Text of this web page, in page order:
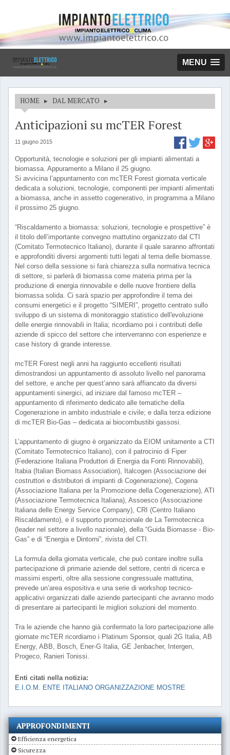
MENU
HOME ▸ DAL MERCATO ▸
Anticipazioni su mcTER Forest
11 giugno 2015
Opportunità, tecnologie e soluzioni per gli impianti alimentati a
biomassa. Appuramento a Milano il 25 giugno.
Si avvicina l’appuntamento con mcTER Forest giornata verticale
dedicata a soluzioni, tecnologie, componenti per impianti alimentati
a biomassa, anche in assetto cogenerativo, in programma a Milano
il prossimo 25 giugno.
“Riscaldamento a biomassa: soluzioni, tecnologie e prospettive” è
il titolo dell’importante convegno mattutino organizzato dal CTI
(Comitato Termotecnico Italiano), durante il quale saranno affrontati
e approfonditi diversi argomenti tutti legati al tema delle biomasse.
Nel corso della sessione si farà chiarezza sulla normativa tecnica
di settore, si parlerà di biomassa come materia prima per la
produzione di energia rinnovabile e delle nuove frontiere della
biomassa solida. Ci sarà spazio per approfondire il tema dei
consumi energetici e il progetto “SIMERI”, progetto centrato sullo
sviluppo di un sistema di monitoraggio statistico dell'evoluzione
delle energie rinnovabili in Italia; ricordiamo poi i contributi delle
aziende di spicco del settore che interverranno con esperienze e
case history di grande interesse.
mcTER Forest negli anni ha raggiunto eccellenti risultati
dimostrandosi un appuntamento di assoluto livello nel panorama
del settore, e anche per quest’anno sarà affiancato da diversi
appuntamenti sinergici, ad iniziare dal famoso mcTER –
appuntamento di riferimento dedicato alle tematiche della
Cogenerazione in ambito industriale e civile; e dalla terza edizione
di mcTER Bio-Gas – dedicata ai biocombustibi gassosi.
L’appuntamento di giugno è organizzato da EIOM unitamente a CTI
(Comitato Termotecnico Italiano), con il patrocinio di Fiper
(Federazione Italiana Produttori di Energia da Fonti Rinnovabili),
Itabia (Italian Biomass Association), Italcogen (Associazione dei
costruttori e distributori di impianti di Cogenerazione), Cogena
(Associazione Italiana per la Promozione della Cogenerazione), ATI
(Associazione Termotecnica Italiana), Assoesco (Associazione
Italiana delle Energy Service Company), CRI (Centro Italiano
Riscaldamento), e il supporto promozionale de La Termotecnica
(leader nel settore a livello nazionale), della “Guida Biomasse - Bio-
Gas” e di “Energia e Dintorni”, rivista del CTI.
La formula della giornata verticale, che può contare inoltre sulla
partecipazione di primarie aziende del settore, centri di ricerca e
massimi esperti, oltre alla sessione congressuale mattutina,
prevede un’area espositiva e una serie di workshop tecnico-
applicativi organizzati dalle aziende partecipanti che avranno modo
di presentare ai partecipanti le migliori soluzioni del momento.
Tra le aziende che hanno già confermato la loro partecipazione alle
giornate mcTER ricordiamo i Platinum Sponsor, quali 2G Italia, AB
Energy, ABB, Bosch, Ener-G Italia, GE Jenbacher, Intergen,
Progeco, Ranieri Tonissi.
Enti citati nella notizia:
E.I.O.M. ENTE ITALIANO ORGANIZZAZIONE MOSTRE
APPROFONDIMENTI
Efficienza energetica
Sicurezza